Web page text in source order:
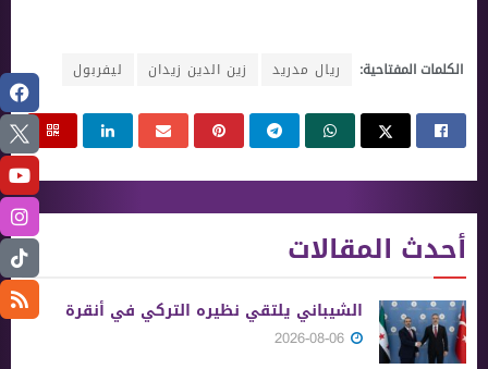
الكلمات المفتاحية: ريال مدريد زين الدين زيدان ليفربول
أحدث المقالات
الشيباني يلتقي نظيره التركي في أنقرة